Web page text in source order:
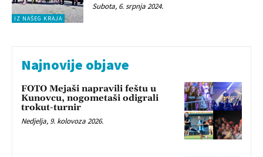
IZ NAŠEG KRAJA
Subota, 6. srpnja 2024.
Najnovije objave
FOTO Mejaši napravili feštu u
Kunovcu, nogometaši odigrali
trokut-turnir
Nedjelja, 9. kolovoza 2026.